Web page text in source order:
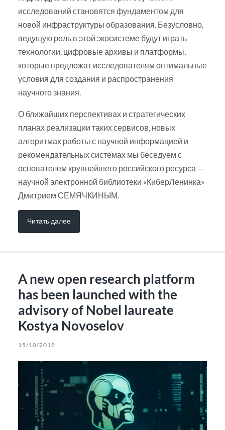
исследований становятся фундаментом для
новой инфраструктуры образования. Безусловно,
ведущую роль в этой экосистеме будут играть
технологии, цифровые архивы и платформы,
которые предложат исследователям оптимальные
условия для создания и распространения
научного знания.
О ближайших перспективах и стратегических
планах реализации таких сервисов, новых
алгоритмах работы с научной информацией и
рекомендательных системах мы беседуем с
основателем крупнейшего российского ресурса —
научной электронной библиотеки «КиберЛенинка»
Дмитрием СЕМЯЧКИНЫМ.
Читать далее
A new open research platform
has been launched with the
advisory of Nobel laureate
Kostya Novoselov
15/10/2018